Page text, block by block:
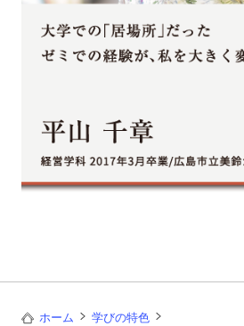
ホーム
学びの特色